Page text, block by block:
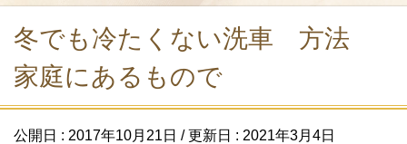
冬でも冷たくない洗車 方法
家庭にあるもので
公開日 : 2017年10月21日 / 更新日 : 2021年3月4日